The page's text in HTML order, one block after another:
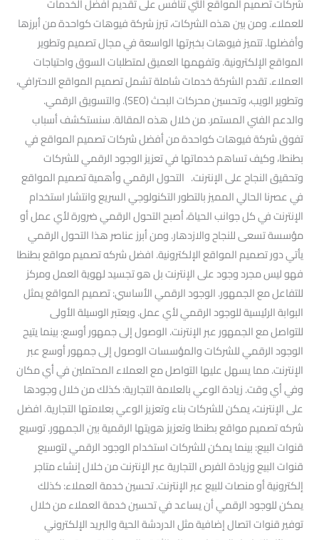
للعملاء. ومن بين هذه الشركات، تبرز شركة فيوهات كواحدة من أبرزها
وأفضلها. تتميز فيوهات بخبرتها الواسعة في مجال تصميم وتطوير
المواقع الإلكترونية. وتفهمها العميق لمتطلبات السوق واحتياجات
العملاء. تقدم الشركة خدمات شاملة تشمل تصميم المواقع الاحترافي،
وتطوير الويب، وتحسين محركات البحث (SEO). والتسويق الرقمي.
والدعم الفني المستمر. من خلال هذه المقالة. سنستكشف أسباب
تفوق شركة فيوهات كواحدة من أفضل شركات تصميم المواقع في
بطنطا، وكيف تساهم خدماتها في تعزيز الوجود الرقمي للشركات
وتحقيق النجاح على الإنترنت. التحول الرقمي وأهمية تصميم المواقع
في عصرنا الحالي المميز بالتطور التكنولوجي السريع وانتشار استخدام
الإنترنت في كل جوانب الحياة، أصبح التحول الرقمي ضرورة لأي عمل أو
مؤسسة تسعى للنجاح والازدهار. ومن أبرز عناصر هذا التحول الرقمي
يأتي دور تصميم المواقع الإلكترونية. افضل شركه تصميم مواقع بطنطا
فهو ليس مجرد وجود على الإنترنت بل هو تجسيد لهوية العمل ومركز
للتفاعل مع الجمهور. الوجود الرقمي الأساسي: تصميم المواقع يمثل
البوابة الرئيسية للوجود الرقمي لأي عمل. ويعتبر الوسيلة الأولى
للتواصل مع الجمهور عبر الإنترنت. الوصول إلى جمهور أوسع: بينما يتيح
الوجود الرقمي للشركات والمؤسسات الوصول إلى جمهور أوسع عبر
الإنترنت. مما يسهل عليها التواصل مع العملاء المحتملين في أي مكان
وفي أي وقت. زيادة الوعي بالعلامة التجارية: كذلك من خلال وجودها
على الإنترنت، يمكن للشركات بناء وتعزيز الوعي بعلامتها التجارية. افضل
شركه تصميم مواقع بطنطا وتعزيز هويتها الرقمية بين الجمهور. توسيع
قنوات البيع: بينما يمكن للشركات استخدام الوجود الرقمي لتوسيع
قنوات البيع وزيادة الفرص التجارية عبر الإنترنت من خلال إنشاء متاجر
إلكترونية أو منصات للبيع عبر الإنترنت. تحسين خدمة العملاء: كذلك
يمكن للوجود الرقمي أن يساعد في تحسين خدمة العملاء من خلال
توفير قنوات اتصال إضافية مثل الدردشة الحية والبريد الإلكتروني